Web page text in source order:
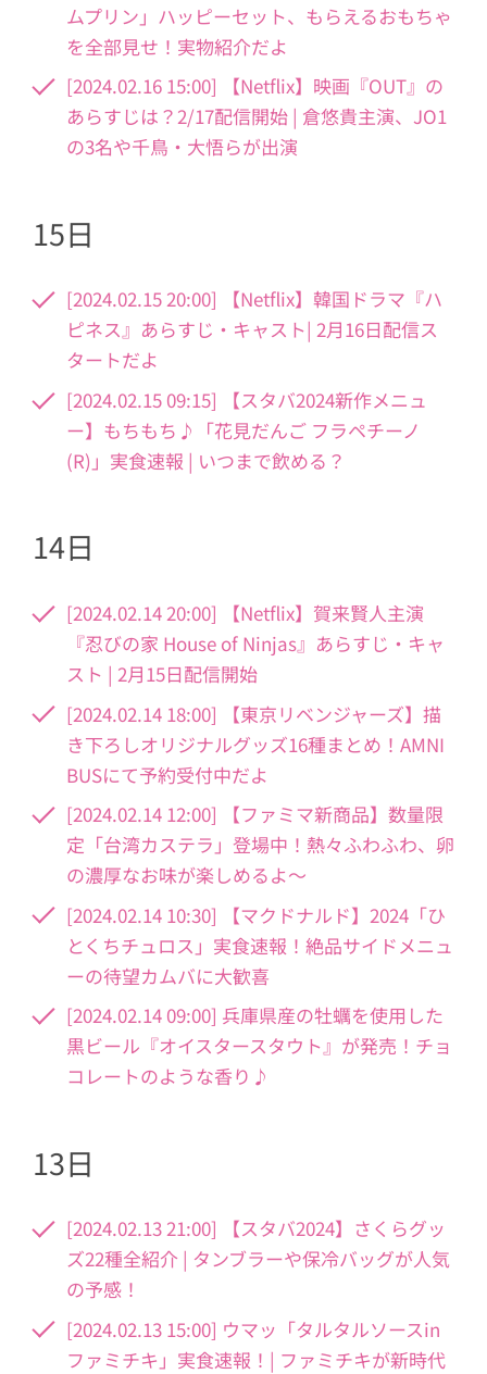
ムプリン」ハッピーセット、もらえるおもちゃ
を全部見せ！実物紹介だよ
[2024.02.16 15:00] 【Netflix】映画『OUT』の
あらすじは？2/17配信開始 | 倉悠貴主演、JO1
の3名や千鳥・大悟らが出演
15日
[2024.02.15 20:00] 【Netflix】韓国ドラマ『ハ
ピネス』あらすじ・キャスト| 2月16日配信ス
タートだよ
[2024.02.15 09:15] 【スタバ2024新作メニュ
ー】もちもち♪「花見だんご フラペチーノ
(R)」実食速報 | いつまで飲める？
14日
[2024.02.14 20:00] 【Netflix】賀来賢人主演
『忍びの家 House of Ninjas』あらすじ・キャ
スト | 2月15日配信開始
[2024.02.14 18:00] 【東京リベンジャーズ】描
き下ろしオリジナルグッズ16種まとめ！AMNI
BUSにて予約受付中だよ
[2024.02.14 12:00] 【ファミマ新商品】数量限
定「台湾カステラ」登場中！熱々ふわふわ、卵
の濃厚なお味が楽しめるよ～
[2024.02.14 10:30] 【マクドナルド】2024「ひ
とくちチュロス」実食速報！絶品サイドメニュ
ーの待望カムバに大歓喜
[2024.02.14 09:00] 兵庫県産の牡蠣を使用した
黒ビール『オイスタースタウト』が発売！チョ
コレートのような香り♪
13日
[2024.02.13 21:00] 【スタバ2024】さくらグッ
ズ22種全紹介 | タンブラーや保冷バッグが人気
の予感！
[2024.02.13 15:00] ウマッ「タルタルソースin
ファミチキ」実食速報！| ファミチキが新時代